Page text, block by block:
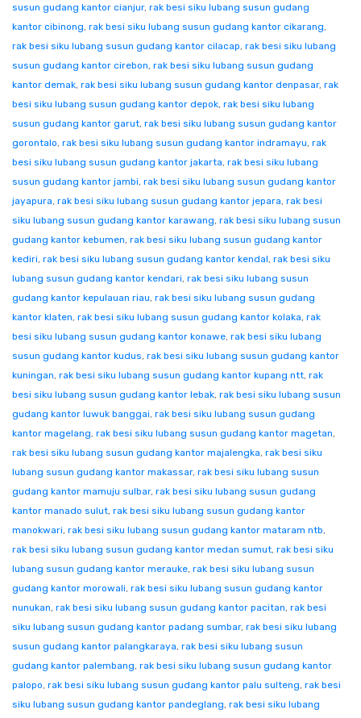
susun gudang kantor cianjur, rak besi siku lubang susun gudang
kantor cibinong, rak besi siku lubang susun gudang kantor cikarang,
rak besi siku lubang susun gudang kantor cilacap, rak besi siku lubang
susun gudang kantor cirebon, rak besi siku lubang susun gudang
kantor demak, rak besi siku lubang susun gudang kantor denpasar, rak
besi siku lubang susun gudang kantor depok, rak besi siku lubang
susun gudang kantor garut, rak besi siku lubang susun gudang kantor
gorontalo, rak besi siku lubang susun gudang kantor indramayu, rak
besi siku lubang susun gudang kantor jakarta, rak besi siku lubang
susun gudang kantor jambi, rak besi siku lubang susun gudang kantor
jayapura, rak besi siku lubang susun gudang kantor jepara, rak besi
siku lubang susun gudang kantor karawang, rak besi siku lubang susun
gudang kantor kebumen, rak besi siku lubang susun gudang kantor
kediri, rak besi siku lubang susun gudang kantor kendal, rak besi siku
lubang susun gudang kantor kendari, rak besi siku lubang susun
gudang kantor kepulauan riau, rak besi siku lubang susun gudang
kantor klaten, rak besi siku lubang susun gudang kantor kolaka, rak
besi siku lubang susun gudang kantor konawe, rak besi siku lubang
susun gudang kantor kudus, rak besi siku lubang susun gudang kantor
kuningan, rak besi siku lubang susun gudang kantor kupang ntt, rak
besi siku lubang susun gudang kantor lebak, rak besi siku lubang susun
gudang kantor luwuk banggai, rak besi siku lubang susun gudang
kantor magelang, rak besi siku lubang susun gudang kantor magetan,
rak besi siku lubang susun gudang kantor majalengka, rak besi siku
lubang susun gudang kantor makassar, rak besi siku lubang susun
gudang kantor mamuju sulbar, rak besi siku lubang susun gudang
kantor manado sulut, rak besi siku lubang susun gudang kantor
manokwari, rak besi siku lubang susun gudang kantor mataram ntb,
rak besi siku lubang susun gudang kantor medan sumut, rak besi siku
lubang susun gudang kantor merauke, rak besi siku lubang susun
gudang kantor morowali, rak besi siku lubang susun gudang kantor
nunukan, rak besi siku lubang susun gudang kantor pacitan, rak besi
siku lubang susun gudang kantor padang sumbar, rak besi siku lubang
susun gudang kantor palangkaraya, rak besi siku lubang susun
gudang kantor palembang, rak besi siku lubang susun gudang kantor
palopo, rak besi siku lubang susun gudang kantor palu sulteng, rak besi
siku lubang susun gudang kantor pandeglang, rak besi siku lubang